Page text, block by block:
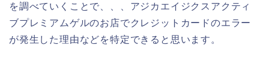
を調べていくことで、、、アジカエイジクスアクティ
ブプレミアムゲルのお店でクレジットカードのエラー
が発生した理由などを特定できると思います。